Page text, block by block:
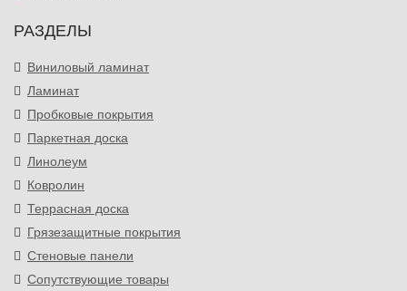
РАЗДЕЛЫ
Виниловый ламинат
Ламинат
Пробковые покрытия
Паркетная доска
Линолеум
Ковролин
Террасная доска
Грязезащитные покрытия
Стеновые панели
Сопутствующие товары